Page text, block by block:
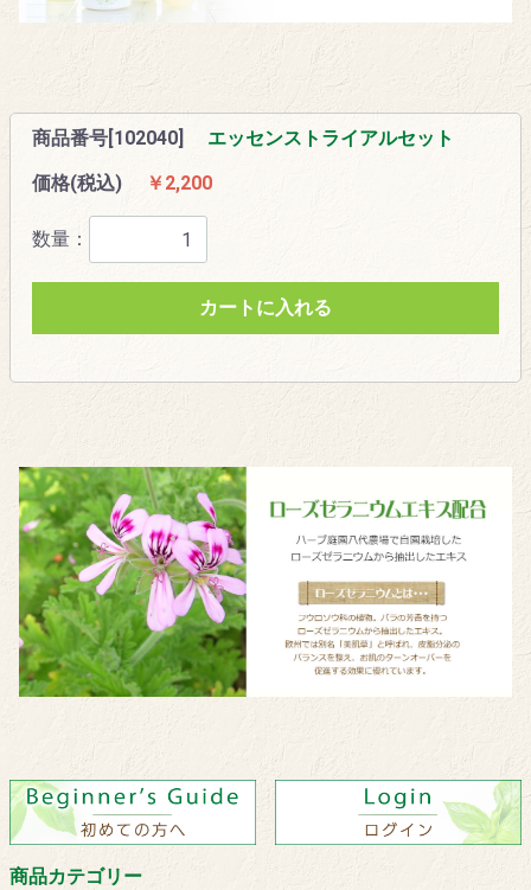
商品番号[102040]
エッセンストライアルセット
価格(税込)
￥2,200
数量：
カートに入れる
商品カテゴリー